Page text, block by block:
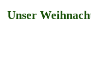
Unser